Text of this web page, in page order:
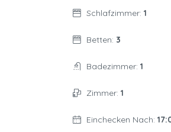
Schlafzimmer: 1
Betten: 3
Badezimmer: 1
Zimmer: 1
Einchecken Nach: